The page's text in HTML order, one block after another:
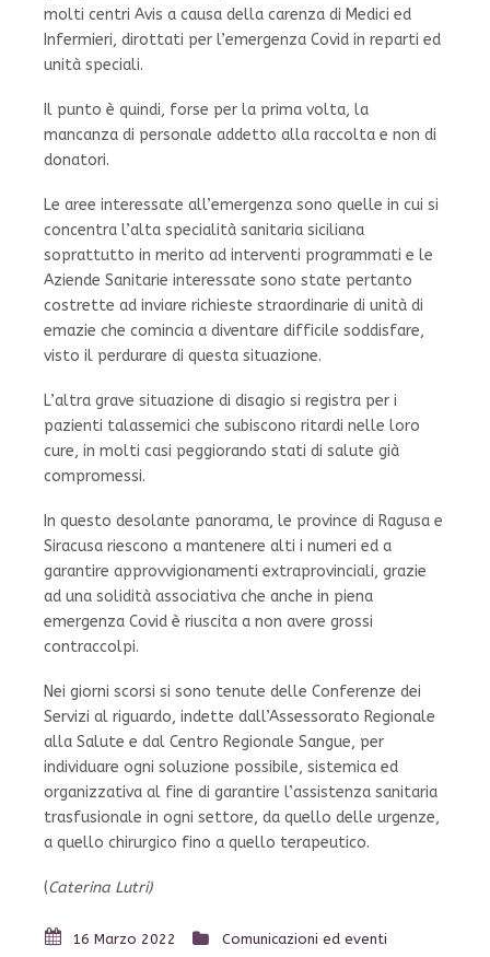
molti centri Avis a causa della carenza di Medici ed
Infermieri, dirottati per l’emergenza Covid in reparti ed
unità speciali.
Il punto è quindi, forse per la prima volta, la
mancanza di personale addetto alla raccolta e non di
donatori.
Le aree interessate all’emergenza sono quelle in cui si
concentra l’alta specialità sanitaria siciliana
soprattutto in merito ad interventi programmati e le
Aziende Sanitarie interessate sono state pertanto
costrette ad inviare richieste straordinarie di unità di
emazie che comincia a diventare difficile soddisfare,
visto il perdurare di questa situazione.
L’altra grave situazione di disagio si registra per i
pazienti talassemici che subiscono ritardi nelle loro
cure, in molti casi peggiorando stati di salute già
compromessi.
In questo desolante panorama, le province di Ragusa e
Siracusa riescono a mantenere alti i numeri ed a
garantire approvvigionamenti extraprovinciali, grazie
ad una solidità associativa che anche in piena
emergenza Covid è riuscita a non avere grossi
contraccolpi.
Nei giorni scorsi si sono tenute delle Conferenze dei
Servizi al riguardo, indette dall’Assessorato Regionale
alla Salute e dal Centro Regionale Sangue, per
individuare ogni soluzione possibile, sistemica ed
organizzativa al fine di garantire l’assistenza sanitaria
trasfusionale in ogni settore, da quello delle urgenze,
a quello chirurgico fino a quello terapeutico.
(Caterina Lutri)
16 Marzo 2022 Comunicazioni ed eventi